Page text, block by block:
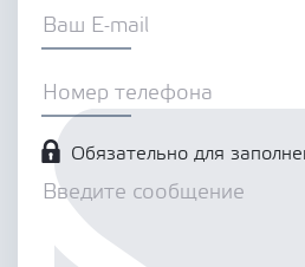
Обязательно для